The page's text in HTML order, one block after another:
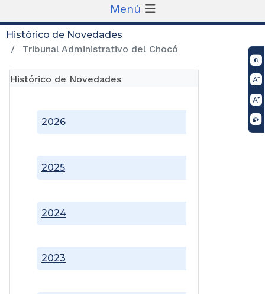
Menú
Histórico de Novedades
Tribunal Administrativo del Chocó
Histórico de Novedades
2023
2024
2025
2026